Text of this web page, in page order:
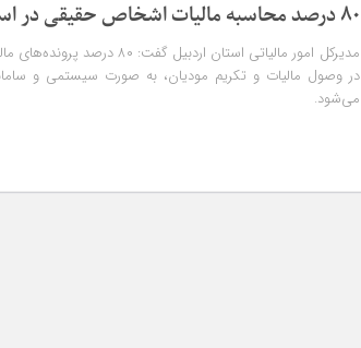
۸۰ درصد محاسبه مالیات اشخاص حقیقی در استان اردبیل سامانه‌ای است
مدیرکل امور مالیاتی استان
در وصول مالیات و تکریم مودیان، به صورت سیستمی و
می‌شود.